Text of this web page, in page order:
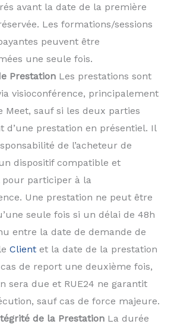
avant la date de la première
Les formations/sessions
peuvent être
une seule fois.
Prestation Les prestations sont
visioconférence, principalement
Meet, sauf si les deux parties
d’une prestation en présentiel. Il
de l’acheteur de
dispositif compatible et
participer à la
Une prestation ne peut être
seule fois si un délai de 48h
entre la date de demande de
Client et la date de la prestation
de report une deuxième fois,
sera due et RUE24 ne garantit
sauf cas de force majeure.
de la Prestation La durée